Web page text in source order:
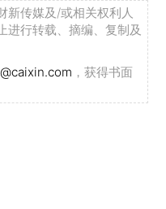
新传媒及/或相关权利人
进行转载、摘编、复制及
，获得书面